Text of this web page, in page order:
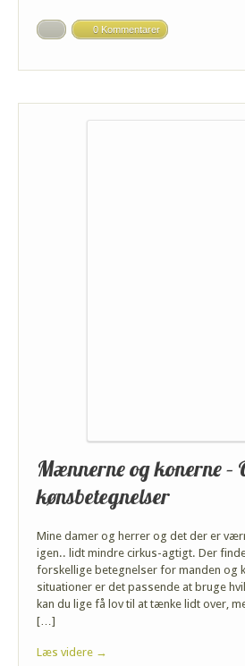
0 Kommentarer
Mænnerne og konerne –
kønsbetegnelser
Mine damer og herrer og det der er
igen.. lidt mindre cirkus-agtigt. Der
forskellige betegnelser for manden og
situationer er det passende at bruge
kan du lige få lov til at tænke lidt over,
[…]
Læs videre →